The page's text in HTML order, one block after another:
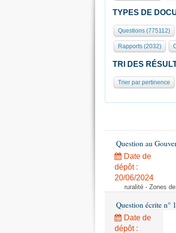
TYPES DE
Questions (775112)
Rapports (2032)
TRI DES
Trier par pertinence
Question au
Date de
dépôt :
20/06/2024
ruralité - Zones
Question écrite n°
Date de
dépôt :